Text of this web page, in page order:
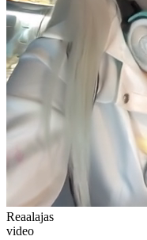
Reaalajas
video